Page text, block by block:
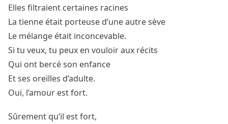
Elles filtraient certaines racines
La tienne était porteuse d’une autre sève
Le mélange était inconcevable.
Si tu veux, tu peux en vouloir aux récits
Qui ont bercé son enfance
Et ses oreilles d’adulte.
Oui, l’amour est fort.
Sûrement qu’il est fort,